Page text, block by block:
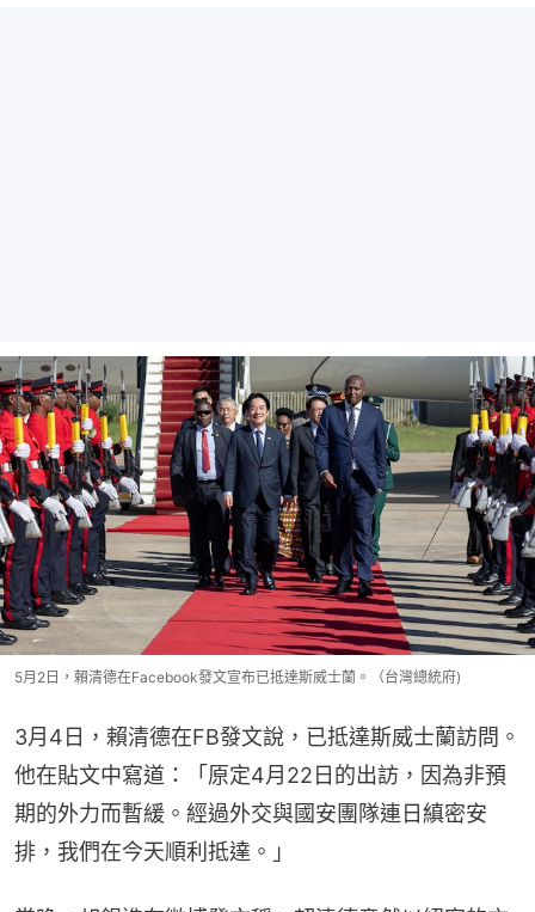
5月2日，賴清德在Facebook發文宣布已抵達斯威士蘭。（台灣總統府)
3月4日，賴清德在FB發文說，已抵達斯威士蘭訪問。
他在貼文中寫道：「原定4月22日的出訪，因為非預
期的外力而暫緩。經過外交與國安團隊連日縝密安
排，我們在今天順利抵達。」